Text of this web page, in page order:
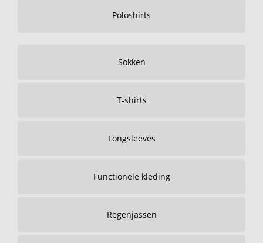
Poloshirts
Sokken
T-shirts
Longsleeves
Functionele kleding
Regenjassen